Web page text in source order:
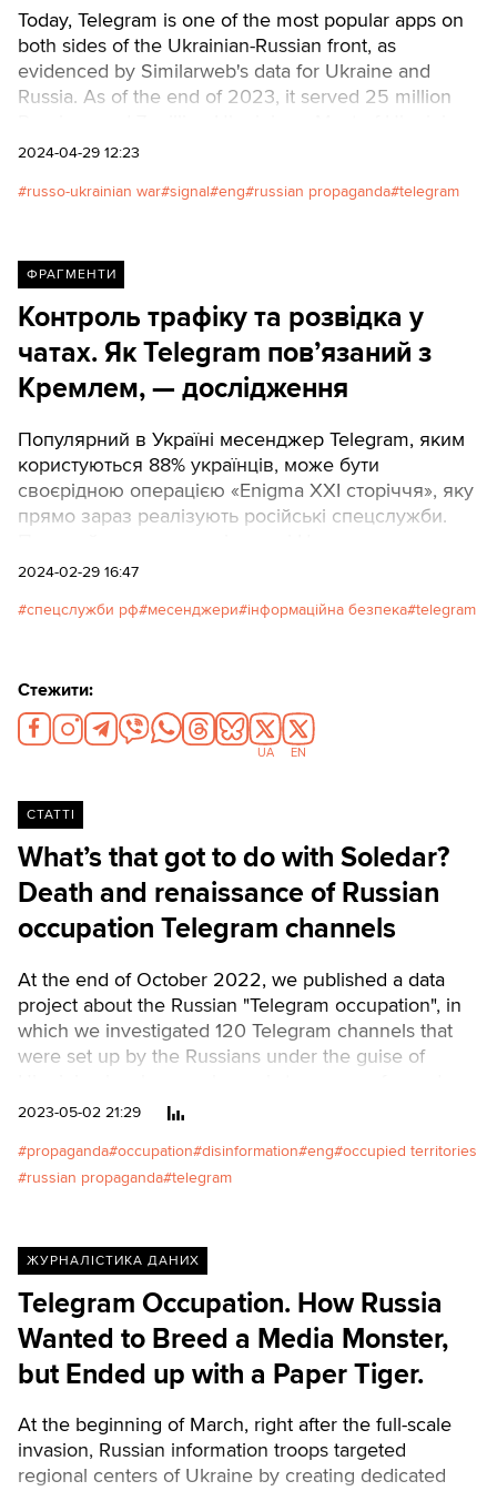
Today, Telegram is one of the most popular apps on
both sides of the Ukrainian-Russian front, as
evidenced by Similarweb's data for Ukraine and
Russia. As of the end of 2023, it served 25 million
ministries, state administrations, news agencies, and
same is true for Russia.Читати українською
2024-04-29 12:23
russo-ukrainian war signal eng russian propaganda telegram
ФРАГМЕНТИ
Контроль трафіку та розвідка у
чатах. Як Telegram пов’язаний з
Кремлем, — дослідження
Популярний в Україні месенджер Telegram, яким
користуються 88% українців, може бути
своєрідною операцією «Enigma XXI сторіччя», яку
прямо зараз реалізують російські спецслужби.
стратегічних комунікацій. Texty.org.ua публікують
2024-02-29 16:47
спецслужби рф месенджери інформаційна безпека telegram
Стежити:
UA EN
СТАТТІ
What’s that got to do with Soledar?
Death and renaissance of Russian
occupation Telegram channels
At the end of October 2022, we published a data
project about the Russian "Telegram occupation", in
which we investigated 120 Telegram channels that
were set up by the Russians under the guise of
justify the Russian occupation of Ukrainian territories.
the end of September 2022, almost half of these
news channels stopped working. As we learnt later
More details about Russian activity in Telegram and
what Soledar offensive has got to do with it – in the
article below.
2023-05-02 21:29
propaganda occupation disinformation eng occupied territories
russian propaganda telegram
ЖУРНАЛІСТИКА ДАНИХ
Telegram Occupation. How Russia
Wanted to Breed a Media Monster,
but Ended up with a Paper Tiger.
At the beginning of March, right after the full-scale
invasion, Russian information troops targeted
regional centers of Ukraine by creating dedicated